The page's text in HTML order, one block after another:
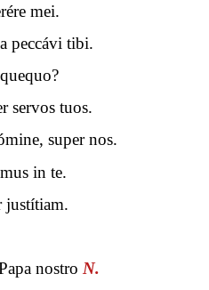
mei.
peccávi tibi.
servos tuos.
super nos.
in te.
justítiam.
nostro N.